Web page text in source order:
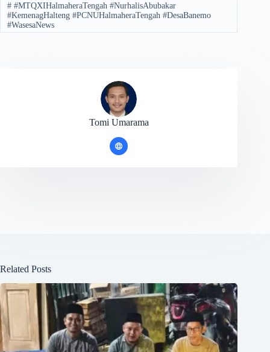
##MTQXIHalmaheraTengah #NurhalisAbubakar
#KemenagHalteng #PCNUHalmaheraTengah #DesaBanemo
#WasesaNews
Tomi Umarama
Related Posts